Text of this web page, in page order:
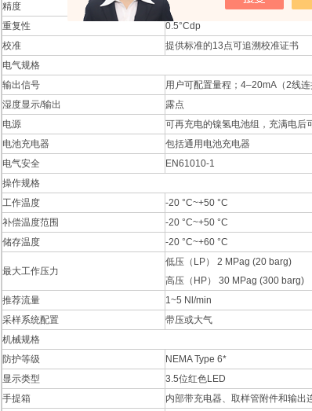
精度
±2°Cdp
重复性
0.5°Cdp
校准
提供标准的13点可追溯校准证书
电气规格
输出信号
用户可配置量程；4–20mA（2线连
湿度显示/输出
露点
电源
可再充电的镍氢电池组，充满电后
电池充电器
包括通用电池充电器
电气安全
EN61010-1
操作规格
工作温度
-20 °C~+50 °C
补偿温度范围
-20 °C~+50 °C
储存温度
-20 °C~+60 °C
最大工作压力
低压（LP） 2 MPag (20 barg)
高压（HP） 30 MPag (300 barg)
推荐流量
1~5 Nl/min
采样系统配置
带压或大气
机械规格
防护等级
NEMA Type 6*
显示类型
3.5位红色LED
手提箱
内部带充电器、取样管附件和输出